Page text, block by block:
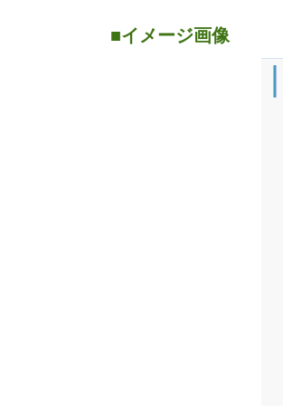
■イメージ画像